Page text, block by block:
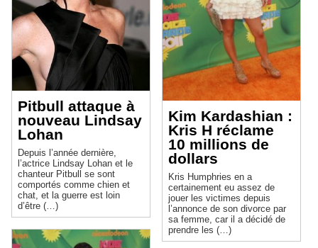
Pitbull attaque à
nouveau Lindsay
Lohan
Depuis l’année dernière,
l’actrice Lindsay Lohan et le
chanteur Pitbull se sont
comportés comme chien et
chat, et la guerre est loin
d’être (…)
Kim Kardashian :
Kris H réclame
10 millions de
dollars
Kris Humphries en a
certainement eu assez de
jouer les victimes depuis
l’annonce de son divorce par
sa femme, car il a décidé de
prendre les (…)